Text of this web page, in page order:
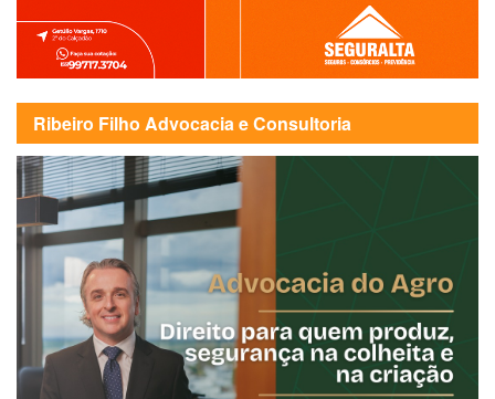
Ribeiro Filho Advocacia e Consultoria